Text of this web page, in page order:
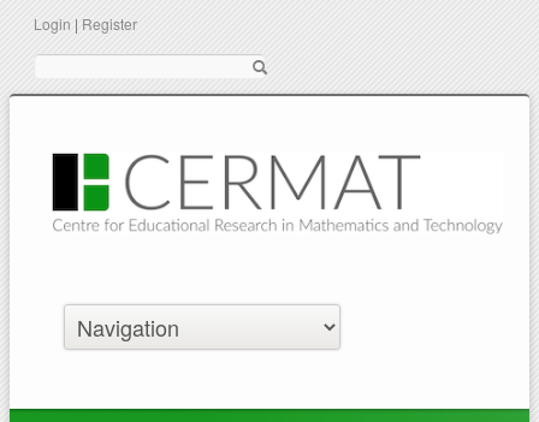
Login | Register